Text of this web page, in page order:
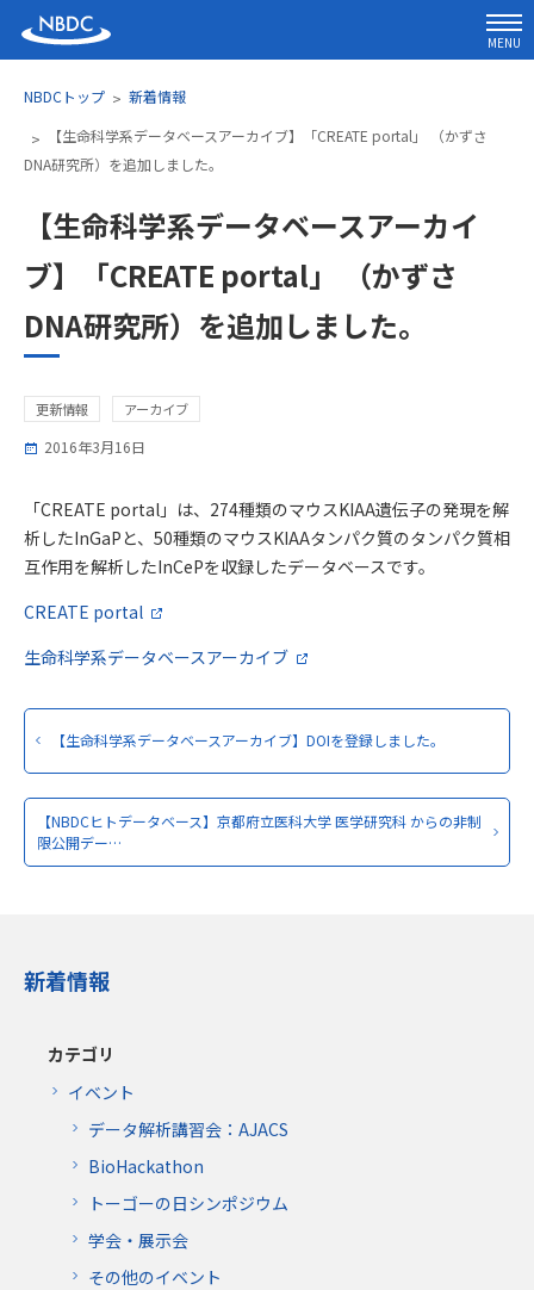
MENU
NBDCトップ
新着情報
【生命科学系データベースアーカイブ】「CREATE portal」 （かずさ
DNA研究所）を追加しました。
【生命科学系データベースアーカイ
ブ】「CREATE portal」 （かずさ
DNA研究所）を追加しました。
更新情報 アーカイブ
2016年3月16日
「CREATE portal」は、274種類のマウスKIAA遺伝子の発現を解
析したInGaPと、50種類のマウスKIAAタンパク質のタンパク質相
互作用を解析したInCePを収録したデータベースです。
CREATE portal
生命科学系データベースアーカイブ
【生命科学系データベースアーカイブ】DOIを登録しました。
【NBDCヒトデータベース】京都府立医科大学 医学研究科 からの非制
限公開デー…
新着情報
カテゴリ
イベント
データ解析講習会：AJACS
BioHackathon
トーゴーの日シンポジウム
学会・展示会
その他のイベント